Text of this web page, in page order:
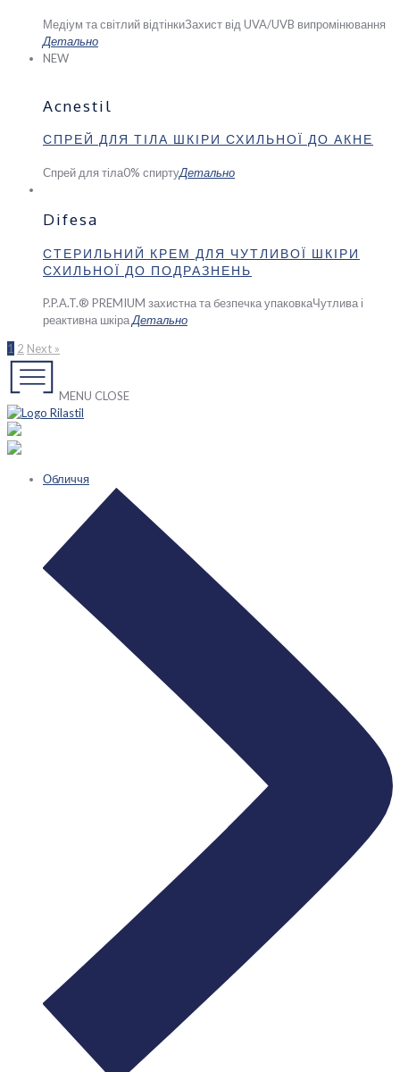
Медіум та світлий відтінкиЗахист від UVA/UVB випромінювання
Детально
NEW
Acnestil
СПРЕЙ ДЛЯ ТІЛА ШКІРИ СХИЛЬНОЇ ДО АКНЕ
Спрей для тіла0% спиртуДетально
Difesa
СТЕРИЛЬНИЙ КРЕМ ДЛЯ ЧУТЛИВОЇ ШКІРИ
СХИЛЬНОЇ ДО ПОДРАЗНЕНЬ
P.P.A.T.® PREMIUM захистна та безпечка упаковкаЧутлива і
реактивна шкіраДетально
1 2 Next »
MENU CLOSE
Обличчя